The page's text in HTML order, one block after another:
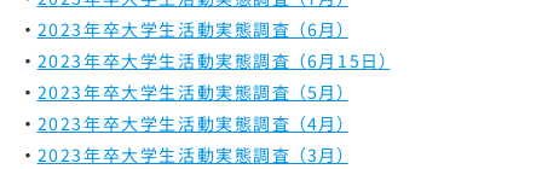
2023年卒大学生活動実態調査 （6月）
2023年卒大学生活動実態調査 （6月15日）
2023年卒大学生活動実態調査 （5月）
2023年卒大学生活動実態調査 （4月）
2023年卒大学生活動実態調査 （3月）